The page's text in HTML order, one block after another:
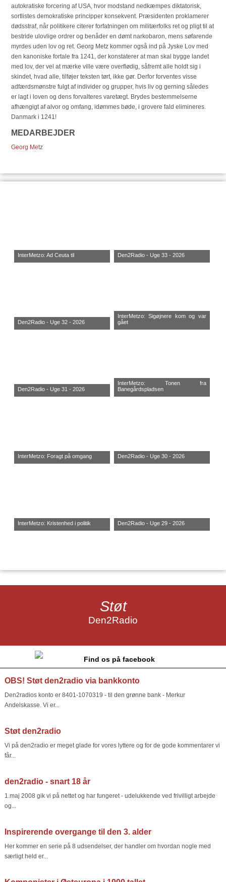
autokratiske forcering af USA, hvor modstand nedkæmpes diktatorisk,
sortlistes demokratiske principper konsekvent. Præsidenten proklamerer
dødsstraf, når politikere citerer forfatningen om militærfolks ret og pligt til at
bestride ulovlige ordrer og benåder en dømt narkobaron, mens søfarende
myrdes uden lov og ret. Georg Metz kommer også ind på Jyske Lov med
den kanoniske fortale fra 1241, der konstaterer at man skal bygge landet
med lov, der vel at mærke ville være overflødig, såfremt alle holdt sig i
skindet, hvad alle, tilføjer teksten tørt, ikke gør. Derfor forventes visse
adfærdsmønstre fulgt af individer og grupper, hvis liv og gerning således
er lagt i loven og dens forvalteres varetægt. Brydes bestemmelserne
afhængigt af alvor og omfang, idømmes bøde, i grovere fald elimineres.
Danmark i 1241!
MEDARBEJDER
Georg Metz
InterMetzo: Ad Ceuta til Den2Radio - Uge 33 - 2026
Den2Radio - Uge 32 - 2026
InterMetzo: Sigøjnere kom og var
gået
Den2Radio - Uge 31 - 2026
InterMetzo: Tonen fra
Banegårdspladsen
InterMetzo: Foragt på omgang Den2Radio - Uge 30 - 2026
InterMetzo: Kristenhed i politik Den2Radio - Uge 29 - 2026
Støt
Den2Radio
Find os på facebook
OBS! Støt den2radio via bankkonto
Den2radios konto er 8401-1070319 - til den grønne bank - Merkur
Andelskasse. Vi er...
Støt den2radio
Vi på den2radio er meget glade for vores lyttere og for de gode kommentarer vi
får...
den2radio - snart 18 år
1.maj 2008 gik vi på nettet og har fungeret - udelukkende ved frivilligt arbejde
og...
Inspirerende overgange til den 3. alder
Her kommer en serie på 8 udsendelser, der handler om hvordan nogle med
særligt held er...